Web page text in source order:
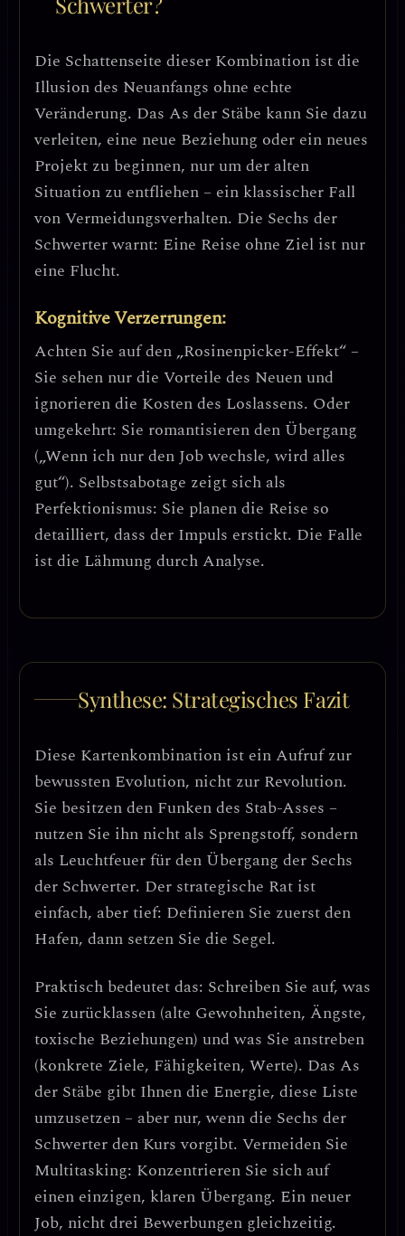
Die Schattenseite dieser Kombination ist die
Illusion des Neuanfangs ohne echte
Veränderung. Das As der Stäbe kann Sie dazu
verleiten, eine neue Beziehung oder ein neues
Projekt zu beginnen, nur um der alten
Situation zu entfliehen – ein klassischer Fall
vonVermeidungsverhalten. Die Sechs der
Schwerter warnt: Eine Reise ohne Ziel ist nur
eine Flucht.
Kognitive Verzerrungen:
Achten Sie auf den „Rosinenpicker-Effekt“ –
Sie sehen nur die Vorteile des Neuen und
ignorieren die Kosten des Loslassens. Oder
umgekehrt: Sie romantisieren den Übergang
(„Wenn ich nur den Job wechsle, wird alles
gut“). Selbstsabotage zeigt sich als
Perfektionismus: Sie planen die Reise so
detailliert, dass der Impuls erstickt. Die Falle
ist die Lähmung durch Analyse.
Synthese: Strategisches Fazit
Diese Kartenkombination ist einAufruf zur
bewussten Evolution, nicht zur Revolution.
Sie besitzen den Funken des Stab-Asses –
nutzen Sie ihn nicht als Sprengstoff, sondern
als Leuchtfeuer für den Übergang der Sechs
der Schwerter. Der strategische Rat ist
einfach, aber tief: Definieren Sie zuerst den
Hafen, dann setzen Sie die Segel.
Praktisch bedeutet das: Schreiben Sie auf, was
Sie zurücklassen (alte Gewohnheiten, Ängste,
toxische Beziehungen) und was Sie anstreben
(konkrete Ziele, Fähigkeiten, Werte). Das As
der Stäbe gibt Ihnen die Energie, diese Liste
umzusetzen – aber nur, wenn die Sechs der
Schwerter den Kurs vorgibt. Vermeiden Sie
Multitasking: Konzentrieren Sie sich auf
einen einzigen, klaren Übergang. Ein neuer
Job, nicht drei Bewerbungen gleichzeitig.